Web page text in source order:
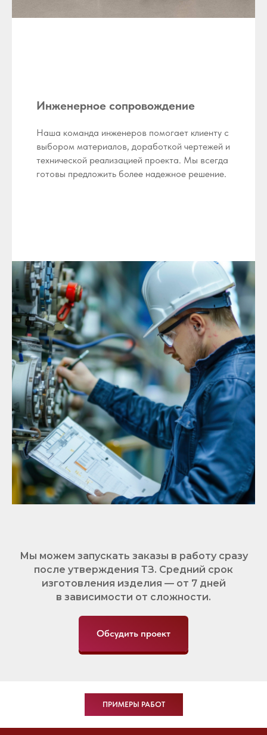
Инженерное сопровождение
Наша команда инженеров помогает клиенту с
выбором материалов, доработкой чертежей и
технической реализацией проекта. Мы всегда
готовы предложить более надежное решение.
Мы можем запускать заказы в работу сразу
после утверждения ТЗ. Средний срок
изготовления изделия — от 7 дней
в зависимости от сложности.
Обсудить проект
ПРИМЕРЫ РАБОТ